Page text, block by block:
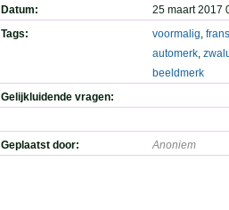
Datum:
25 maart 2017
Tags:
voormalig, frans
automerk,
beeldmerk
Gelijkluidende vragen:
Geplaatst door: Anoniem